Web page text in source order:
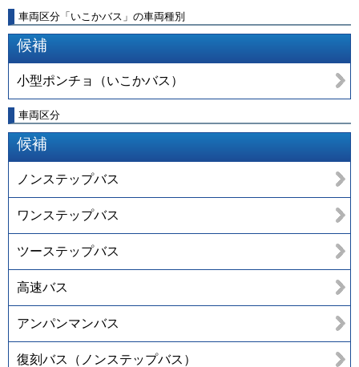
車両区分「いこかバス」の車両種別
候補
小型ポンチョ（いこかバス）
車両区分
候補
ノンステップバス
ワンステップバス
ツーステップバス
高速バス
アンパンマンバス
復刻バス（ノンステップバス）